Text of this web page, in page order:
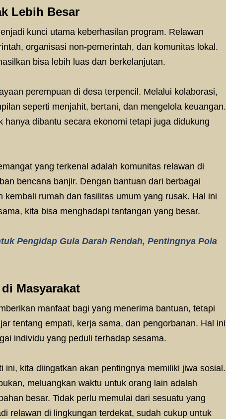
Lebih Besar
kunci utama keberhasilan program. Relawan
organisasi non-pemerintah, dan komunitas lokal.
bisa lebih luas dan berkelanjutan.
perempuan di desa terpencil. Melalui kolaborasi,
seperti menjahit, bertani, dan mengelola keuangan.
hanya dibantu secara ekonomi tetapi juga didukung
yang terkenal adalah komunitas relawan di
bencana banjir. Dengan bantuan dari berbagai
kembali rumah dan fasilitas umum yang rusak. Hal ini
kita bisa menghadapi tantangan yang besar.
Pengidap Gula Darah Rendah, Pentingnya Pola
Masyarakat
manfaat bagi yang menerima bantuan, tetapi
tentang empati, kerja sama, dan pengorbanan. Hal ini
individu yang peduli terhadap sesama.
ini, kita diingatkan akan pentingnya memiliki jiwa sosial.
meluangkan waktu untuk orang lain adalah
besar. Tidak perlu memulai dari sesuatu yang
relawan di lingkungan terdekat, sudah cukup untuk